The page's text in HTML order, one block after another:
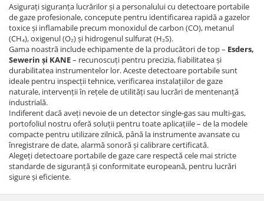
Asigurați siguranța lucrărilor și a personalului cu detectoare portabile
de gaze profesionale, concepute pentru identificarea rapidă a gazelor
toxice și inflamabile precum monoxidul de carbon (CO), metanul
(CH₄), oxigenul (O₂) și hidrogenul sulfurat (H₂S).
Gama noastră include echipamente de la producători de top – Esders,
Sewerin și KANE– recunoscuți pentru precizia, fiabilitatea și
durabilitatea instrumentelor lor. Aceste detectoare portabile sunt
ideale pentru inspecții tehnice, verificarea instalațiilor de gaze
naturale, intervenții în rețele de utilități sau lucrări de mentenanță
industrială.
Indiferent dacă aveți nevoie de un detector single-gas sau multi-gas,
portofoliul nostru oferă soluții pentru toate aplicațiile – de la modele
compacte pentru utilizare zilnică, până la instrumente avansate cu
înregistrare de date, alarmă sonoră și calibrare certificată.
Alegeți detectoare portabile de gaze care respectă cele mai stricte
standarde de siguranță și conformitate europeană, pentru lucrări
sigure și eficiente.